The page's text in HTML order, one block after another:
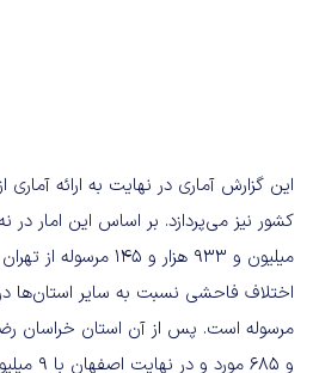
این گزارش آماری در نهایت به ارائه
میلیون و ۹۳۳ هزار و
اختلاف فاحشی نسبت به سایر استان‌ها